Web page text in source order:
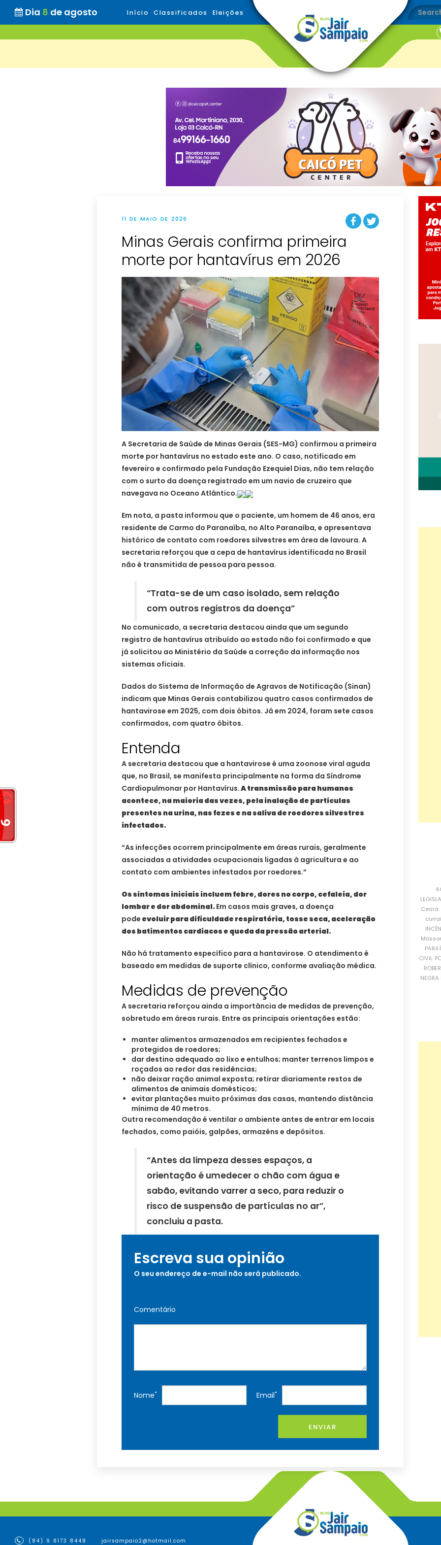
Dia 8 de agosto Início Classificados Eleições
11 DE MAIO DE 2026
Minas Gerais confirma primeira
morte por hantavírus em 2026
A Secretaria de Saúde de Minas Gerais (SES-MG) confirmou a primeira
morte por hantavírus no estado este ano. O caso, notificado em
fevereiro e confirmado pela Fundação Ezequiel Dias, não tem relação
com o surto da doença registrado em um navio de cruzeiro que
navegava no Oceano Atlântico.
Em nota, a pasta informou que o paciente, um homem de 46 anos, era
residente de Carmo do Paranaíba, no Alto Paranaíba, e apresentava
histórico de contato com roedores silvestres em área de lavoura. A
secretaria reforçou que a cepa de hantavírus identificada no Brasil
não é transmitida de pessoa para pessoa.
“Trata-se de um caso isolado, sem relação
com outros registros da doença”
No comunicado, a secretaria destacou ainda que um segundo
registro de hantavírus atribuído ao estado não foi confirmado e que
já solicitou ao Ministério da Saúde a correção da informação nos
sistemas oficiais.
Dados do Sistema de Informação de Agravos de Notificação (Sinan)
indicam que Minas Gerais contabilizou quatro casos confirmados de
hantavirose em 2025, com dois óbitos. Já em 2024, foram sete casos
confirmados, com quatro óbitos.
Entenda
A secretaria destacou que a hantavirose é uma zoonose viral aguda
que, no Brasil, se manifesta principalmente na forma da Síndrome
Cardiopulmonar por Hantavírus.A transmissão para humanos
acontece, na maioria das vezes, pela inalação de partículas
presentes na urina, nas fezes e na saliva de roedores silvestres
infectados.
“As infecções ocorrem principalmente em áreas rurais, geralmente
associadas a atividades ocupacionais ligadas à agricultura e ao
contato com ambientes infestados por roedores.”
Os sintomas iniciais incluem febre, dores no corpo, cefaleia, dor
lombar e dor abdominal. Em casos mais graves, a doença
pode evoluir para dificuldade respiratória, tosse seca, aceleração
dos batimentos cardíacos e queda da pressão arterial.
Não há tratamento específico para a hantavirose. O atendimento é
baseado em medidas de suporte clínico, conforme avaliação médica.
Medidas de prevenção
A secretaria reforçou ainda a importância de medidas de prevenção,
sobretudo em áreas rurais. Entre as principais orientações estão:
manter alimentos armazenados em recipientes fechados e
protegidos de roedores;
dar destino adequado ao lixo e entulhos; manter terrenos limpos e
roçados ao redor das residências;
não deixar ração animal exposta; retirar diariamente restos de
alimentos de animais domésticos;
evitar plantações muito próximas das casas, mantendo distância
mínima de 40 metros.
Outra recomendação é ventilar o ambiente antes de entrar em locais
fechados, como paióis, galpões, armazéns e depósitos.
“Antes da limpeza desses espaços, a
orientação é umedecer o chão com água e
sabão, evitando varrer a seco, para reduzir o
risco de suspensão de partículas no ar”,
concluiu a pasta.
Escreva sua opinião
O seu endereço de e-mail não será publicado.
Comentário
Nome* Email*
ENVIAR
Ceará
CIVIL
NEGRA
(84) 9 8173 8448 jairsampaio2@hotmail.com